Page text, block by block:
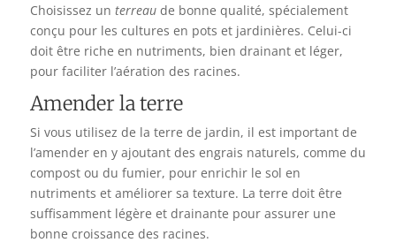
Choisissez un terreaude bonne qualité, spécialement
conçu pour les cultures en pots et jardinières. Celui-ci
doit être riche en nutriments, bien drainant et léger,
pour faciliter l’aération des racines.
Amender la terre
Si vous utilisez de la terre de jardin, il est important de
l’amender en y ajoutant des engrais naturels, comme du
compost ou du fumier, pour enrichir le sol en
nutriments et améliorer sa texture. La terre doit être
suffisamment légère et drainante pour assurer une
bonne croissance des racines.